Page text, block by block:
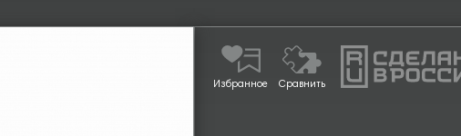
Избранное Сравнить